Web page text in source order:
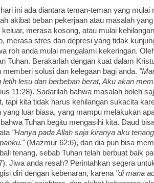
ini ada diantara teman-teman yang mulai
akibat beban pekerjaan atau masalah
keluar, merasa kosong, atau mulai
merasa stres dan depresi yang tidak
roh anda mulai mengalami kekeringan.
Tuhan. Berakarlah dengan kuat dalam
memberi solusi dan kelegaan bagi anda.
letih lesu dan berbeban berat, Aku akan
11:28). Sadarilah bahwa masalah boleh
tapi kita tidak harus kehilangan sukacita
yang luar biasa, yang mampu melakukan
Tuhan begitu mengasihi kita. Daud
"Hanya pada Allah saja kiranya aku
(Mazmur 62:6), dan dia pun bisa
tenang, sebab Tuhan telah berbuat baik
Jiwa anda resah? Perintahkan segera
diri dengan kebenaran, karena "di mana